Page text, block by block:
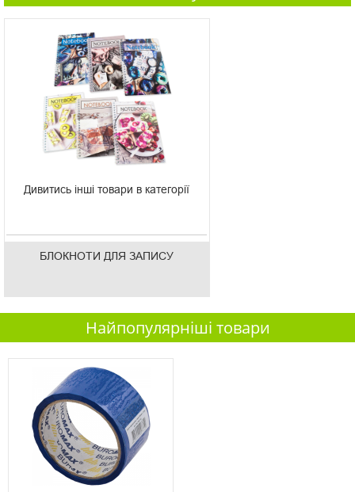
Дивитись інші товари в категорії
БЛОКНОТИ ДЛЯ ЗАПИСУ
Найпопулярніші товари